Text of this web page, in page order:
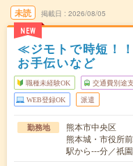
未読
NEW
掲載日 2026/08/05
≪ジモトで時短！
お手伝いなど
職種未経験OK 交通費別途
WEB登録OK 派遣
勤務地
熊本市中央区
熊本城・市役所
駅から---分／祇